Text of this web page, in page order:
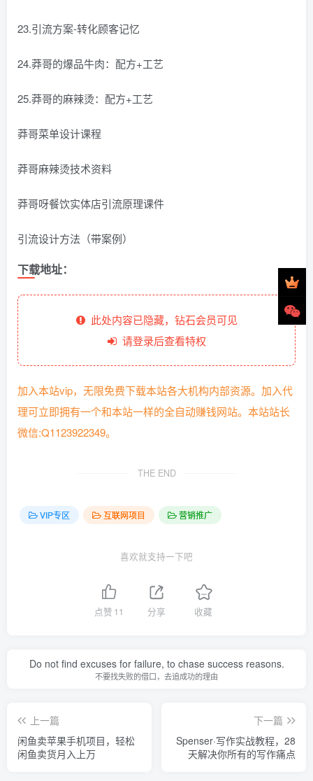
23.引流方案-转化顾客记忆
24.莽哥的爆品牛肉：配方+工艺
25.莽哥的麻辣烫：配方+工艺
莽哥菜单设计课程
莽哥麻辣烫技术资料
莽哥呀餐饮实体店引流原理课件
引流设计方法（带案例）
下载地址：
此处内容已隐藏，钻石会员可见
请登录后查看特权
加入本站vip，无限免费下载本站各大机构内部资源。加入代
理可立即拥有一个和本站一样的全自动赚钱网站。本站站长
微信:Q1123922349。
THE END
VIP专区 互联网项目 营销推广
喜欢就支持一下吧
点赞 11 分享 收藏
Do not find excuses for failure, to chase success reasons.
不要找失败的借口，去追成功的理由
上一篇
闲鱼卖苹果手机项目，轻松
闲鱼卖货月入上万
下一篇
Spenser·写作实战教程，28
天解决你所有的写作痛点